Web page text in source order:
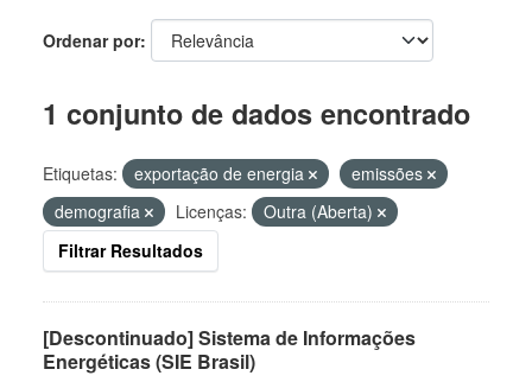
Ordenar por
1 conjunto de dados encontrado
Etiquetas: exportação de energia
emissões
demografia
Licenças:
Outra (Aberta)
Filtrar Resultados
[Descontinuado] Sistema de Informações
Energéticas (SIE Brasil)